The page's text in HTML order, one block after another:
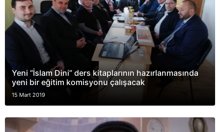
Yeni “İslam Dini” ders kitaplarının hazırlanmasında
yeni bir eğitim komisyonu çalışacak
15 Mart 2019